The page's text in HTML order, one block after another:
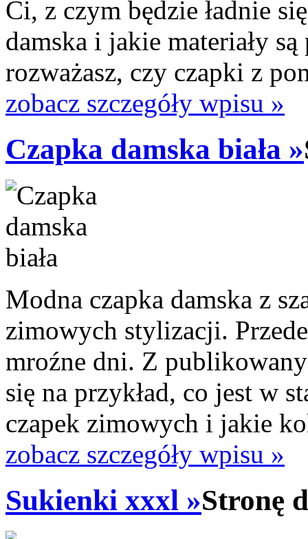
Ci, z czym będzie ładnie
damska i jakie materiały
rozważasz, czy czapki z
zobacz szczegóły wpisu »
Czapka damska biała »
Modna czapka damska z
zimowych stylizacji.
mroźne dni. Z
się na przykład, co jest w
czapek zimowych i jakie
zobacz szczegóły wpisu »
Sukienki xxxl »Stronę